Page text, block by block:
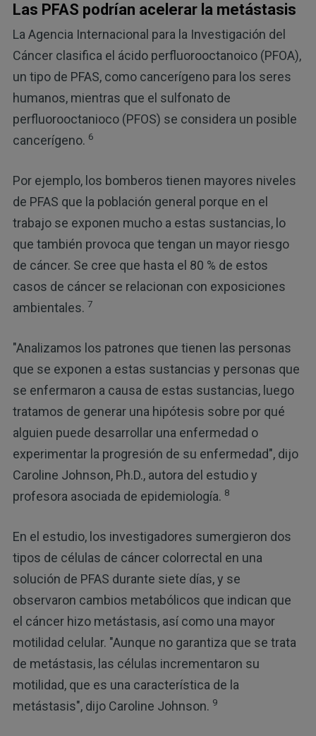
Las PFAS podrían acelerar la metástasis
La Agencia Internacional para la Investigación del
Cáncer clasifica el ácido perfluorooctanoico (PFOA),
un tipo de PFAS, como cancerígeno para los seres
humanos, mientras que el sulfonato de
perfluorooctanioco (PFOS) se considera un posible
cancerígeno. 6
Por ejemplo, los bomberos tienen mayores niveles
de PFAS que la población general porque en el
trabajo se exponen mucho a estas sustancias, lo
que también provoca que tengan un mayor riesgo
de cáncer. Se cree que hasta el 80 % de estos
casos de cáncer se relacionan con exposiciones
ambientales. 7
"Analizamos los patrones que tienen las personas
que se exponen a estas sustancias y personas que
se enfermaron a causa de estas sustancias, luego
tratamos de generar una hipótesis sobre por qué
alguien puede desarrollar una enfermedad o
experimentar la progresión de su enfermedad", dijo
Caroline Johnson, Ph.D., autora del estudio y
profesora asociada de epidemiología. 8
En el estudio, los investigadores sumergieron dos
tipos de células de cáncer colorrectal en una
solución de PFAS durante siete días, y se
observaron cambios metabólicos que indican que
el cáncer hizo metástasis, así como una mayor
motilidad celular. "Aunque no garantiza que se trata
de metástasis, las células incrementaron su
motilidad, que es una característica de la
metástasis", dijo Caroline Johnson. 9